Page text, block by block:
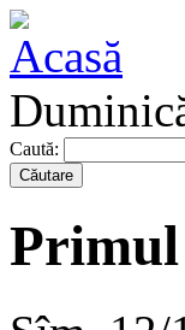
Caută:
Primul